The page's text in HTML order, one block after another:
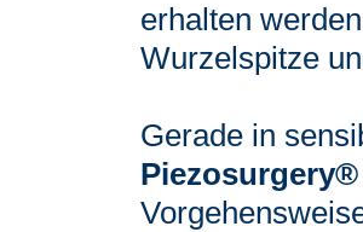
erhalten
Wurzelspitze
Gerade in
Piezosurgery®